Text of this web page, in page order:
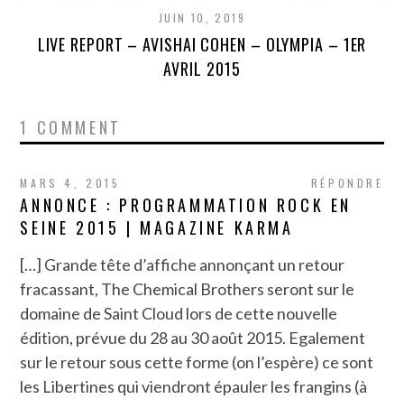
JUIN 10, 2019
LIVE REPORT – AVISHAI COHEN – OLYMPIA – 1ER
AVRIL 2015
1 COMMENT
RÉPONDRE
MARS 4, 2015
ANNONCE : PROGRAMMATION ROCK EN
SEINE 2015 | MAGAZINE KARMA
[…] Grande tête d’affiche annonçant un retour
fracassant, The Chemical Brothers seront sur le
domaine de Saint Cloud lors de cette nouvelle
édition, prévue du 28 au 30 août 2015. Egalement
sur le retour sous cette forme (on l’espère) ce sont
les Libertines qui viendront épauler les frangins (à